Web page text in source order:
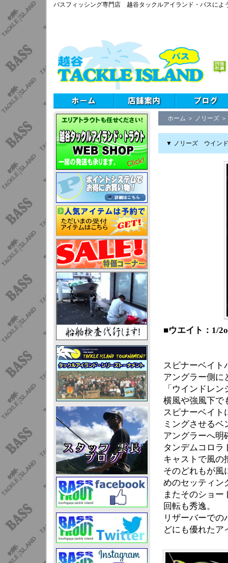
バスフィッシング専門店 越谷タックルアイランド・バスによ
ホーム ＞ ノリーズ ＞
▼ ノリーズ ウイン
■ウエイト：1/
スピナーベイト
アングラー側に
「ウインドレン
横風や強風下で
スピナーベイト
ミングさせるベ
アングラーへ明
タンデムコロラ
キャストで風の
そのどれもが風
めのセッティン
またそのショ
回転も秀逸。
リザーバーで
どにも優れたア